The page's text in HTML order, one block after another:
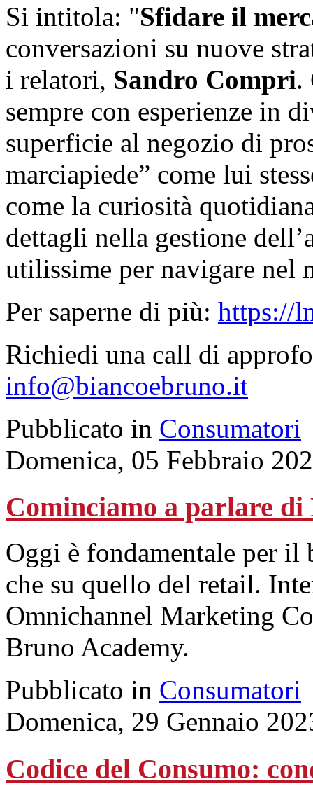
Si intitola: "Sfidare il
conversazioni su nuove
i relatori, Sandro Compri.
sempre con esperienze in
superficie al negozio di
marciapiede” come lui
come la curiosità
dettagli nella gestione
utilissime per navigare nel
Per saperne di più: https://
Richiedi una call di
info@biancoebruno.it
Pubblicato in Consumatori
Domenica, 05 Febbraio
Cominciamo a parlare di
Oggi è fondamentale per
che su quello del retail.
Omnichannel Marketing
Bruno Academy.
Pubblicato in Consumatori
Domenica, 29 Gennaio
Codice del Consumo: